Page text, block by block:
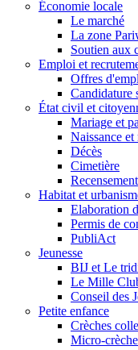
Économie locale
Le marché
La zone
Soutien aux
Emploi et
Offres
Candidature
État civil et
Mariage et
Naissance et
Décès
Cimetière
Recensement
Habitat et
Elaboration
Permis de
PubliAct
Jeunesse
BIJ et Le
Le Mille
Conseil des
Petite enfance
Crèches
Micro-